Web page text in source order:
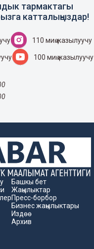
тармактагы
катталыңыздар!
110 миң жазылуучу
100 миң жазылуучу
Башкы бет
Жаңылыктар
Пресс-борбор
Бизнес жаңылыктары
Издөө
Архив